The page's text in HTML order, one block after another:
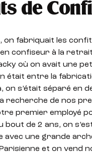
de
on fabriquait les
confiseur à la
où on avait une
était entre la
on s’était séparé en
recherche de nos
premier employé
bout de 2 ans, on
avec une grande
et on vend